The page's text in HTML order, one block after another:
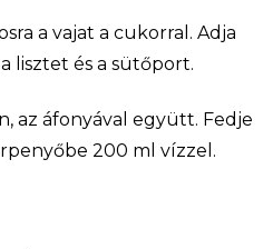
a vajat a cukorral. Adja
lisztet és a sütőport.
az áfonyával együtt. Fedje
200 ml vízzel.